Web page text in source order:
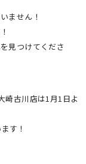
ません！
見つけてくださ
崎古川店は1月1日よ
す！